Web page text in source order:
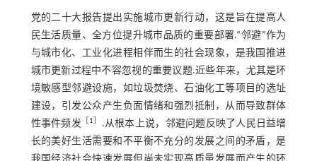
党的二十大报告提出实施城市更新行动，这是旨在提高人
民生活质量、全方位提升城市品质的重要部署.“邻避”作为
与城市化、工业化进程相伴而生的社会现象，是我国推进
城市更新过程中不容忽视的重要议题.近些年来，尤其是环
境敏感型邻避设施，如垃圾焚烧、石油化工等项目的选址
建设，引发公众产生负面情绪和强烈抵制，从而导致群体
性事件频发
1
.从根本上说，邻避问题反映了人民日益增
长的美好生活需要和不平衡不充分的发展之间的矛盾，是